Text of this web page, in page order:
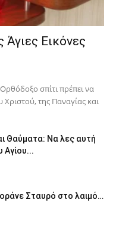
Άγιες Εικόνες
σπίτι πρέπει να
Χριστού, της Παν­αγίας και
Θαύματα: Να λες αυτή
Αγίου...
Σταυρό στο λαιμό…